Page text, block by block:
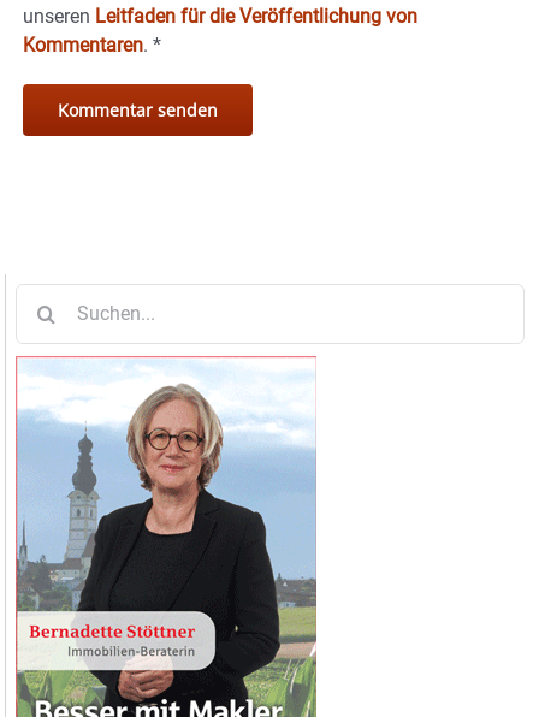
unseren Leitfaden für die Veröffentlichung von
Kommentaren. *
nach: